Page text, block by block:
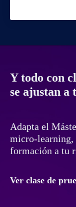
Y todo con
se ajustan a
Adapta el
micro-learning,
formación a tu
Ver clase de